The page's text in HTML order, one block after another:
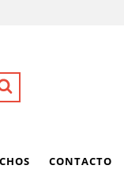
CONTACTO